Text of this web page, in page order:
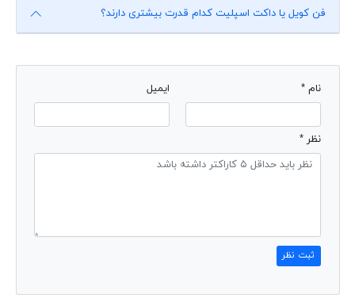
فن کویل یا داکت اسپلیت کدام قدرت بیشتری دارند؟
نام * ایمیل
نظر *
ثبت نظر